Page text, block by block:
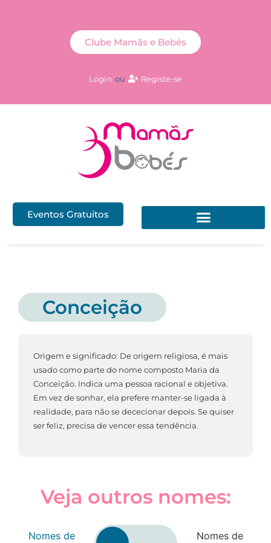
Login ou Registe-se
Clube Mamãs e Bebés
Eventos Gratuitos
Conceição
Origem e significado: De origem religiosa, é mais
usado como parte do nome composto Maria da
Conceição. Indica uma pessoa racional e objetiva.
Em vez de sonhar, ela prefere manter-se ligada à
realidade, para não se dececionar depois. Se quiser
ser feliz, precisa de vencer essa tendência.
Veja outros nomes:
Nomes de
Nomes de